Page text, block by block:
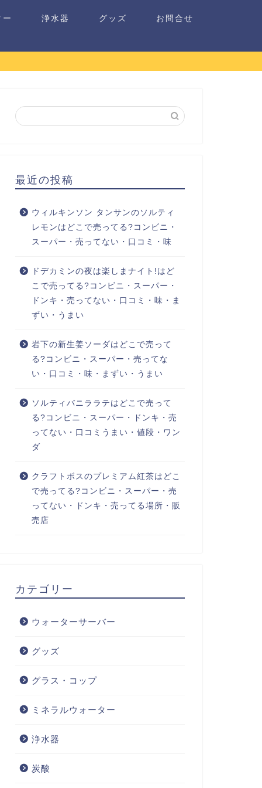
浄水器 グッズ お問合せ
最近の投稿
ウィルキンソン タンサンのソルティ
レモンはどこで売ってる?コンビニ・
スーパー・売ってない・口コミ・味
ドデカミンの夜は楽しまナイト!はど
こで売ってる?コンビニ・スーパー・
ドンキ・売ってない・口コミ・味・ま
ずい・うまい
岩下の新生姜ソーダはどこで売って
る?コンビニ・スーパー・売ってな
い・口コミ・味・まずい・うまい
ソルティバニララテはどこで売って
る?コンビニ・スーパー・ドンキ・売
ってない・口コミうまい・値段・ワン
ダ
クラフトボスのプレミアム紅茶はどこ
で売ってる?コンビニ・スーパー・売
ってない・ドンキ・売ってる場所・販
売店
カテゴリー
ウォーターサーバー
グッズ
グラス・コップ
ミネラルウォーター
浄水器
炭酸